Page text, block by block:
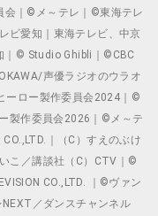
会｜©メ～テレ｜©東海テレ
ビ愛知｜東海テレビ、中京
｜© Studio Ghibli｜©CBC
声優ラジオのウラオ
ーロー製作委員会2024｜©
製作委員会2026｜©メ～テ
｜（C）すえのぶけ
こ／講談社（C）CTV｜©
CO.,LTD. ｜©ヴァン
／ダンスチャンネル